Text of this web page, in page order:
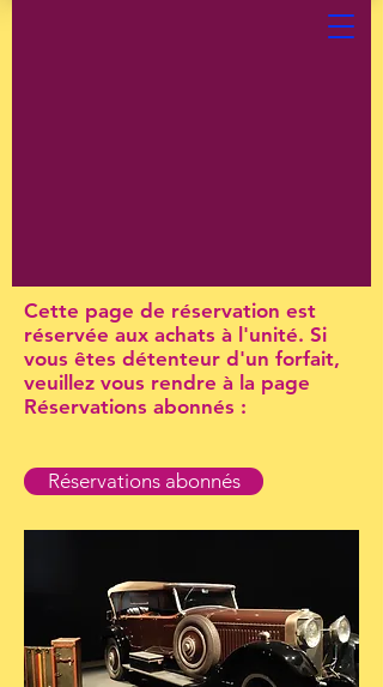
Cette page de réservation est
réservée aux achats à l'unité. Si
vous êtes détenteur d'un forfait,
veuillez vous rendre à la page
Réservations abonnés :
Réservations abonnés